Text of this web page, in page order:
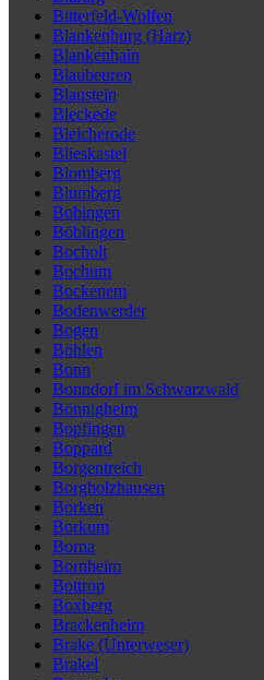
Bitterfeld-Wolfen
Blankenburg (Harz)
Blankenhain
Blaubeuren
Blaustein
Bleckede
Bleicherode
Blieskastel
Blomberg
Blumberg
Bobingen
Böblingen
Bocholt
Bochum
Bockenem
Bodenwerder
Bogen
Böhlen
Bonn
Bonndorf im Schwarzwald
Bönnigheim
Bopfingen
Boppard
Borgentreich
Borgholzhausen
Borken
Borkum
Borna
Bornheim
Bottrop
Boxberg
Brackenheim
Brake (Unterweser)
Brakel